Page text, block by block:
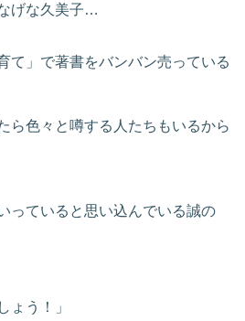
げな久美子…
て」で著書をバンバン売っている
ら色々と噂する人たちもいるから
っていると思い込んでいる誠の
ょう！」